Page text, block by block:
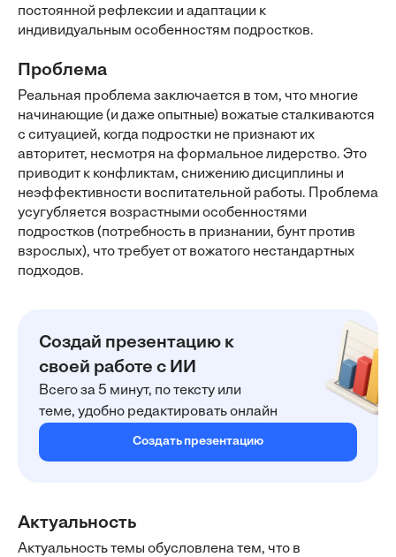
постоянной рефлексии и адаптации к
индивидуальным особенностям подростков.
Проблема
Реальная проблема заключается в том, что многие
начинающие (и даже опытные) вожатые сталкиваются
с ситуацией, когда подростки не признают их
авторитет, несмотря на формальное лидерство. Это
приводит к конфликтам, снижению дисциплины и
неэффективности воспитательной работы. Проблема
усугубляется возрастными особенностями
подростков (потребность в признании, бунт против
взрослых), что требует от вожатого нестандартных
подходов.
Создай презентацию к
своей работе с ИИ
Всего за 5 минут, по тексту или
теме, удобно редактировать онлайн
Создать презентацию
Актуальность
Актуальность темы обусловлена тем, что в